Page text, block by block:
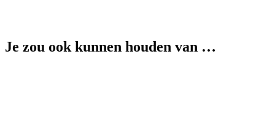
Je zou ook kunnen houden van …